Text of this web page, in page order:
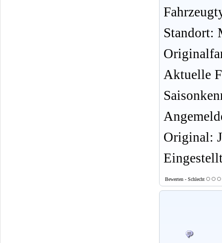
Standort:
Aktuelle
Original:
Bewerten - Schlecht